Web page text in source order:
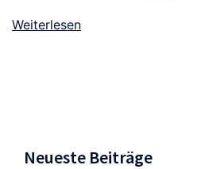
Weiterlesen
Neueste Beiträge